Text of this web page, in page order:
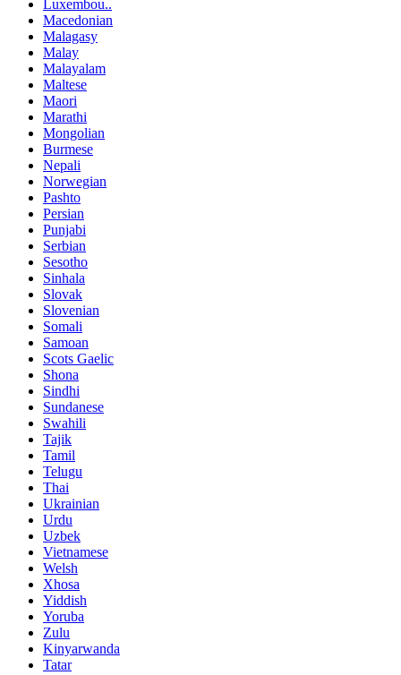
Luxembou..
Macedonian
Malagasy
Malay
Malayalam
Maltese
Maori
Marathi
Mongolian
Burmese
Nepali
Norwegian
Pashto
Persian
Punjabi
Serbian
Sesotho
Sinhala
Slovak
Slovenian
Somali
Samoan
Scots Gaelic
Shona
Sindhi
Sundanese
Swahili
Tajik
Tamil
Telugu
Thai
Ukrainian
Urdu
Uzbek
Vietnamese
Welsh
Xhosa
Yiddish
Yoruba
Zulu
Kinyarwanda
Tatar